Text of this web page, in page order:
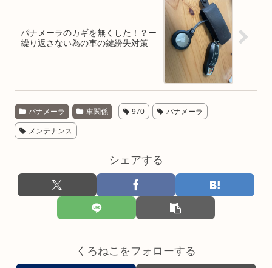
パナメーラのカギを無くした！？ー
繰り返さない為の車の鍵紛失対策
パナメーラ 車関係 970 パナメーラ
メンテナンス
シェアする
くろねこをフォローする